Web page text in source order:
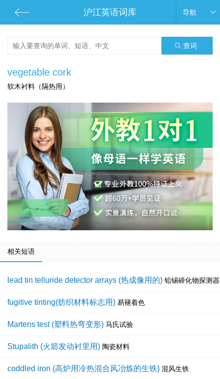
沪江英语词库 导航
查词
vegetable cork
软木衬料（隔热用）
相关短语
lead tin telluride detector arrays (热成像用的) 铅锡碲化物探测
fugitive tinting(纺织材料标志用) 易褪着色
Martens test (塑料热弯变形) 马氏试验
Stupalith (火箭发动衬里用) 陶瓷材料
coddled iron (高炉用冷热混合风冶炼的生铁) 混风生铁